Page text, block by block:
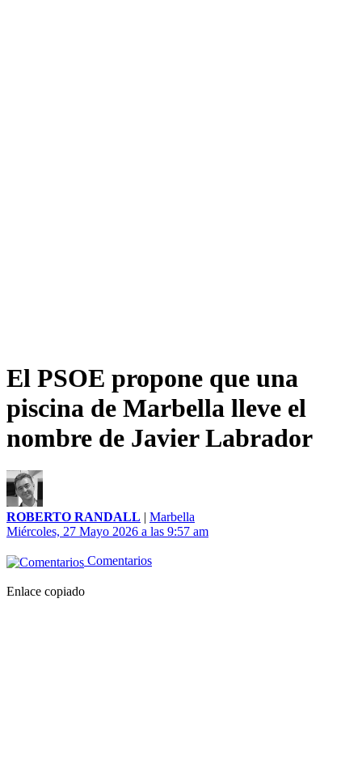
El PSOE propone que una
piscina de Marbella lleve el
nombre de Javier Labrador
ROBERTO RANDALL | Marbella
Miércoles, 27 Mayo 2026 a las 9:57 am
Comentarios
Enlace copiado